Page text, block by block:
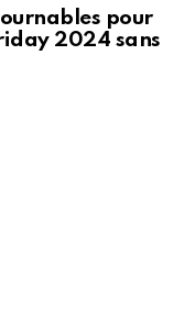
pour
2024 sans